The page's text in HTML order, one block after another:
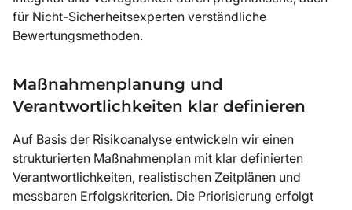
für Nicht-Sicherheitsexperten verständliche
Bewertungsmethoden.
Maßnahmenplanung und
Verantwortlichkeiten klar definieren
Auf Basis der Risikoanalyse entwickeln wir einen
strukturierten Maßnahmenplan mit klar definierten
Verantwortlichkeiten, realistischen Zeitplänen und
messbaren Erfolgskriterien. Die Priorisierung erfolgt